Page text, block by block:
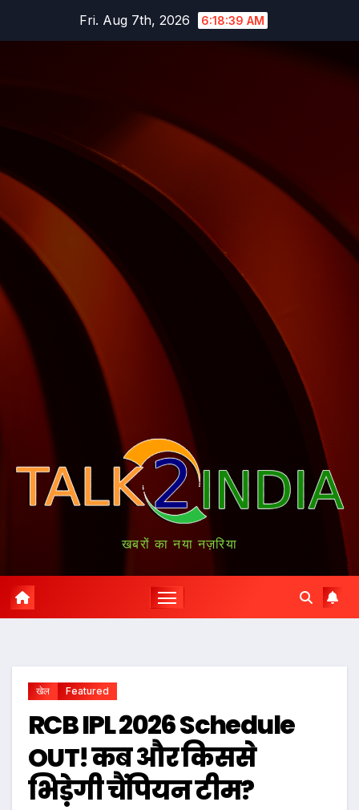
Fri. Aug 7th, 2026 6:18:40 AM
खबरों का नया नज़रिया
खेल Featured
RCB IPL 2026 Schedule
OUT! कब और किससे
भिड़ेगी चैंपियन टीम?